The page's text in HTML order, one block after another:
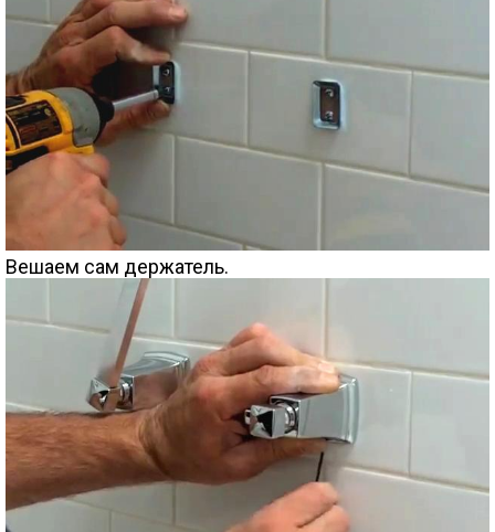
Вешаем сам держатель.